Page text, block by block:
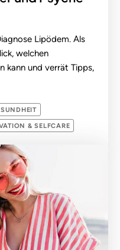
Lipödem. Als
welchen
kann und verrät Tipps,
& SELFCARE